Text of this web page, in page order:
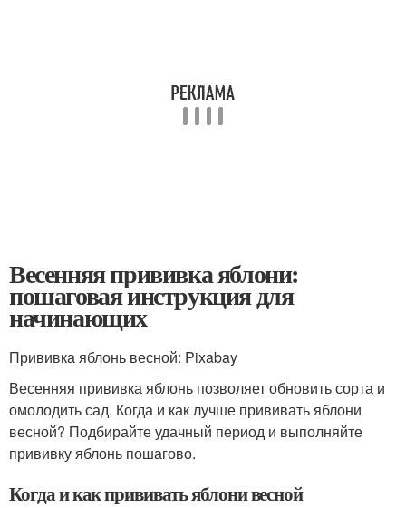
Весенняя прививка яблони:
пошаговая инструкция для
начинающих
Прививка яблонь весной: Pixabay
Весенняя прививка яблонь позволяет обновить сорта и
омолодить сад. Когда и как лучше прививать яблони
весной? Подбирайте удачный период и выполняйте
прививку яблонь пошагово.
Когда и как прививать яблони весной